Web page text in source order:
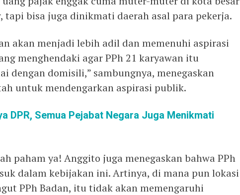
tapi bisa juga dinikmati daerah asal para pekerja.
akan menjadi lebih adil dan memenuhi aspirasi
menghendaki agar PPh 21 karyawan itu
dengan domisili,” sambungnya, menegaskan
untuk mendengarkan aspirasi publik.
DPR, Semua Pejabat Negara Juga Menikmati
paham ya! Anggito juga menegaskan bahwa PPh
dalam kebijakan ini. Artinya, di mana pun lokasi
PPh Badan, itu tidak akan memengaruhi